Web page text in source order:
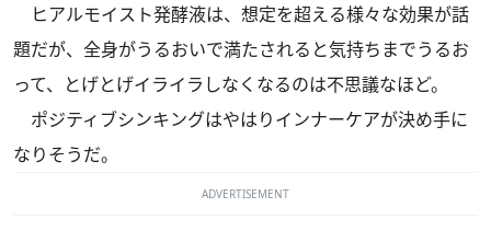
ヒアルモイスト発酵液は、想定を超える様々な効果が話
題だが、全身がうるおいで満たされると気持ちまでうるお
って、とげとげイライラしなくなるのは不思議なほど。
ポジティブシンキングはやはりインナーケアが決め手に
なりそうだ。
ADVERTISEMENT